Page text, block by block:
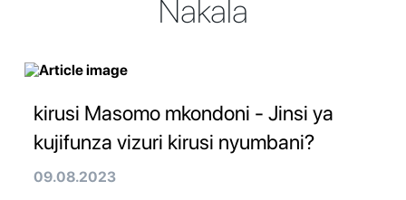
Nakala
kirusi Masomo mkondoni - Jinsi ya
kujifunza vizuri kirusi nyumbani?
09.08.2023